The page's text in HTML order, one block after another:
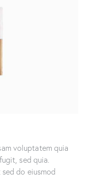
voluptatem quia
sed quia.
do eiusmod